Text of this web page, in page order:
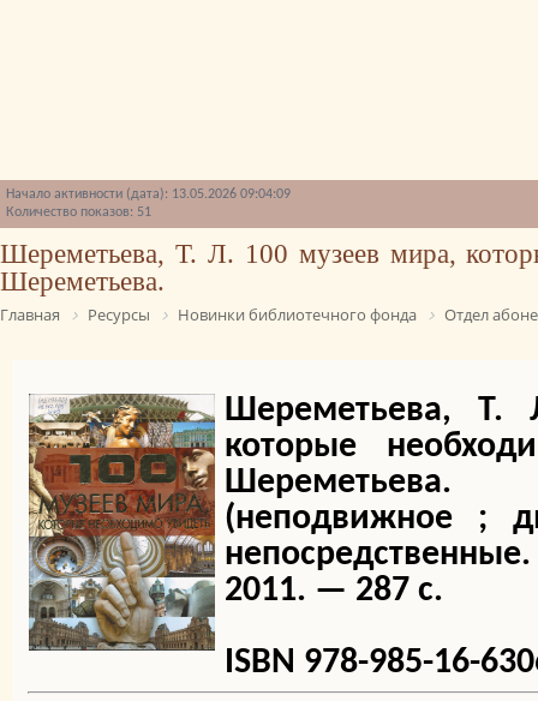
Начало активности (дата): 13.05.2026 09:04:09
Количество показов: 51
Шереметьева, Т. Л. 100 музеев мира,
Шереметьева.
Главная Ресурсы Новинки библиотечного фонда Отдел
Шереметьева, Т.
которые
(неподвижное ;
2011. — 287 с.
ISBN 978-985-16-